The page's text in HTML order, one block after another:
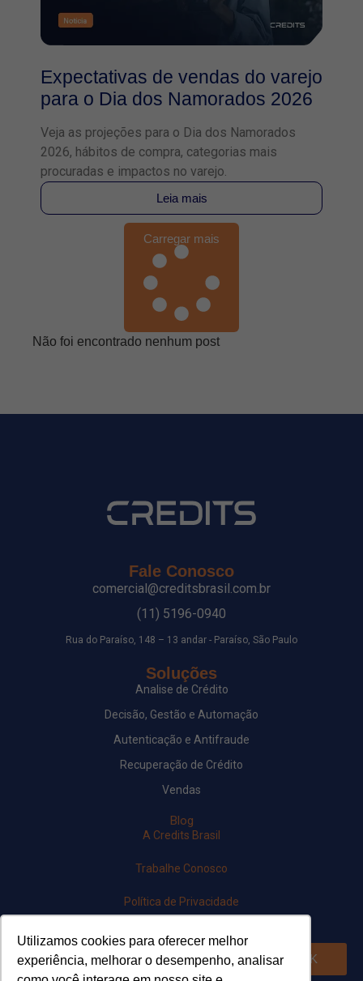
Utilizamos cookies para oferecer melhor
experiência, melhorar o desempenho, analisar
Expectativas de vendas do varejo
para o Dia dos Namorados 2026
Veja as projeções para o Dia dos Namorados
2026, hábitos de compra, categorias mais
procuradas e impactos no varejo.
Leia mais
Carregar mais
Não foi encontrado nenhum post
Fale Conosco
comercial@creditsbrasil.com.br
(11) 5196-0940
Rua do Paraíso, 148 – 13 andar - Paraíso, São Paulo
Soluções
Analise de Crédito
Decisão, Gestão e Automação
Autenticação e Antifraude
Recuperação de Crédito
Vendas
Blog
A Credits Brasil
Trabalhe Conosco
Política de Privacidade
Newsletter
OK